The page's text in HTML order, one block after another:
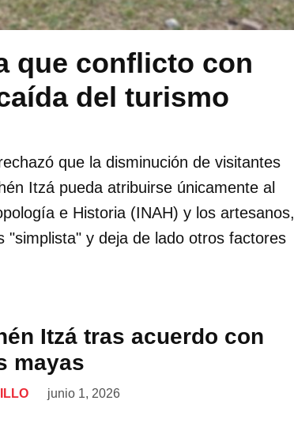
que conflicto con
del turismo
que la disminución de visitantes
Itzá pueda atribuirse únicamente al
e Historia (INAH) y los artesanos,
"simplista" y deja de lado otros factores
Itzá tras acuerdo con
mayas
junio 1, 2026